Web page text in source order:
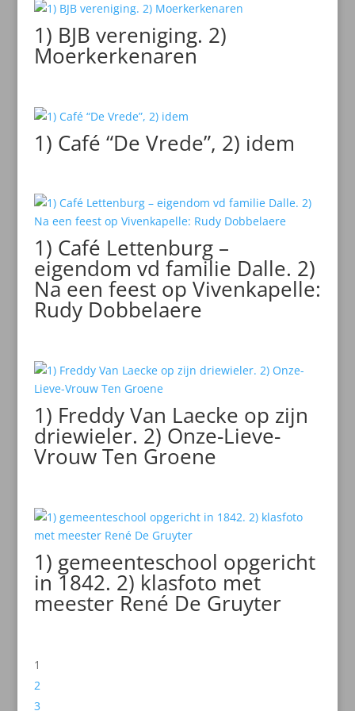
1) BJB vereniging. 2)
Moerkerkenaren
1) Café “De Vrede”, 2) idem
1) Café Lettenburg –
eigendom vd familie Dalle. 2)
Na een feest op Vivenkapelle:
Rudy Dobbelaere
1) Freddy Van Laecke op zijn
driewieler. 2) Onze-Lieve-
Vrouw Ten Groene
1) gemeenteschool opgericht
in 1842. 2) klasfoto met
meester René De Gruyter
1
2
3